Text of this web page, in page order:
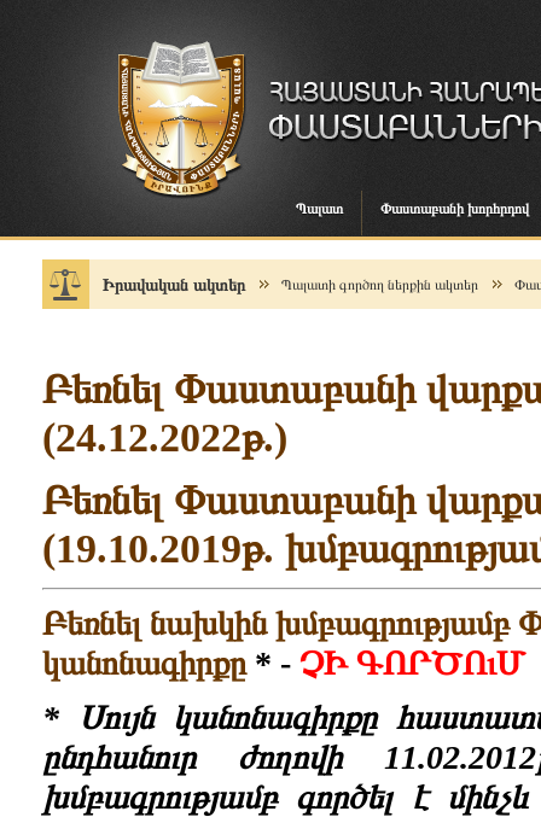
Պալատ Փաստաբանի խորհրդով
Իրավական ակտեր Պալատի գործող ներքին ակտեր
Բեռնել Փաստաբանի
(24.12.2022թ.)
Բեռնել Փաստաբանի
(19.10.2019թ.
Բեռնել նախկին
կանոնագիրքը* - ՉԻ ԳՈՐԾՈւՄ
* Սույն կանոնագիրքը
ընդհանուր ժողովի
խմբագրությամբ գործել է